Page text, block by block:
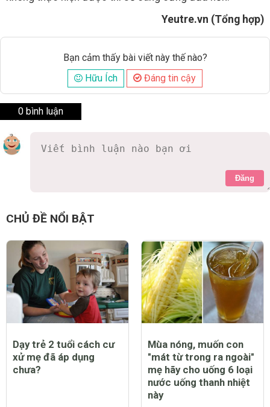
Yeutre.vn (Tổng hợp)
Bạn cảm thấy bài viết này thế nào?
Hữu Ích
Đáng tin cậy
0 bình luận
Đăng
CHỦ ĐỀ NỔI BẬT
Dạy trẻ 2 tuổi cách cư
xử mẹ đã áp dụng
chưa?
Mùa nóng, muốn con
"mát từ trong ra ngoài"
mẹ hãy cho uống 6 loại
nước uống thanh nhiệt
này